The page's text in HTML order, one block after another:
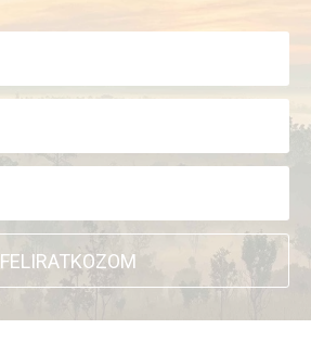
FELIRATKOZOM